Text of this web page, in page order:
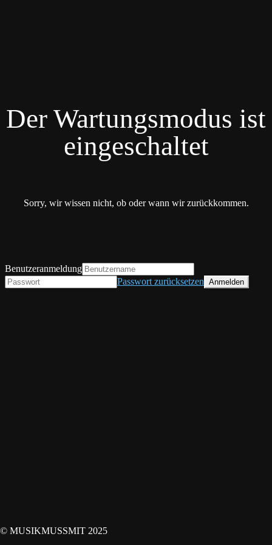
Der Wartungsmodus ist
eingeschaltet
Sorry, wir wissen nicht, ob oder wann wir zurückkommen.
© MUSIKMUSSMIT 2025
Benutzeranmeldung
Passwort zurücksetzen